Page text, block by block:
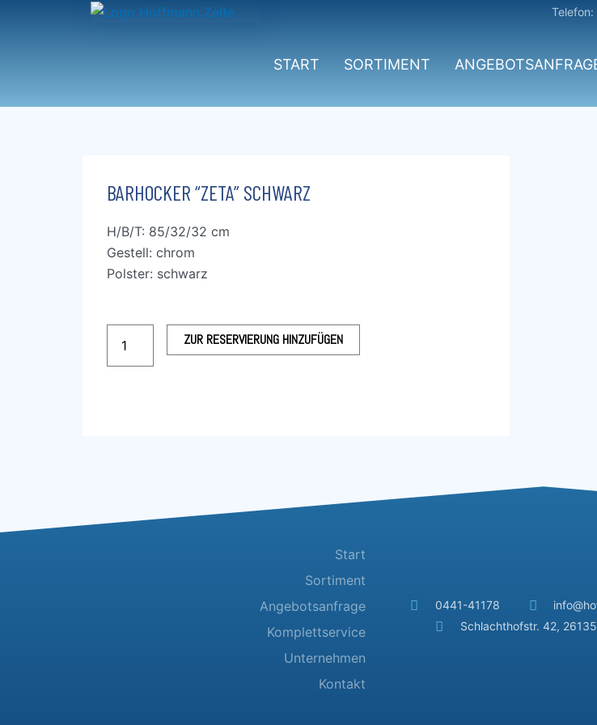
START SORTIMENT
BARHOCKER “ZETA” SCHWARZ
H/B/T: 85/32/32 cm
Gestell: chrom
Polster: schwarz
“Zeta”
ZUR RESERVIERUNG HINZUFÜGEN
Start
Sortiment
Angebotsanfrage
Komplettservice
Unternehmen
Kontakt
0441-41178
Schlachthofstr. 42,